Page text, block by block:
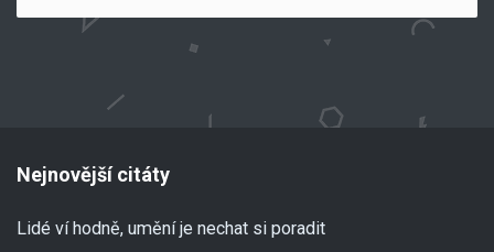
Nejnovější citáty
Lidé ví hodně, umění je nechat si poradit